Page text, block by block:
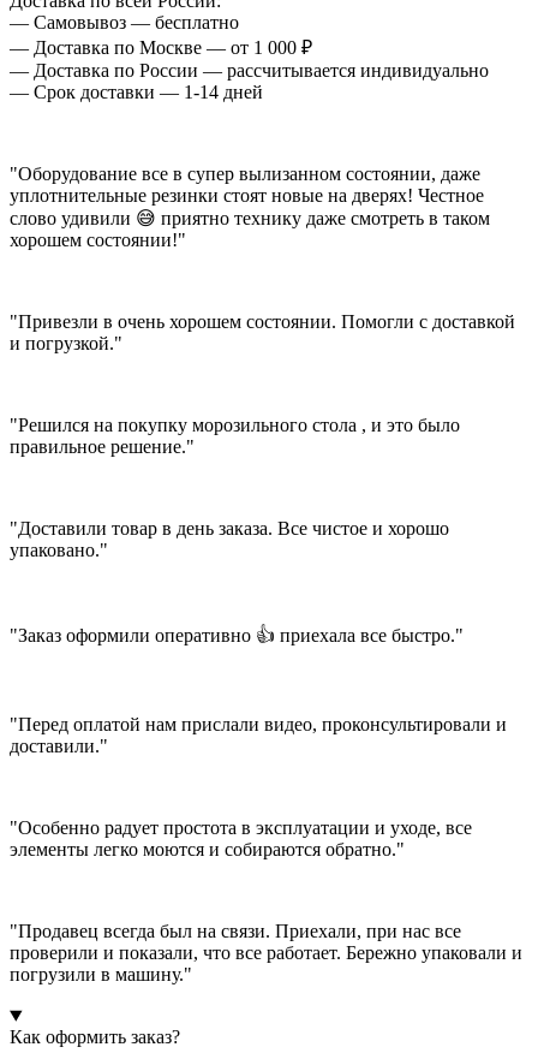
— Самовывоз — бесплатно
— Доставка по Москве — от 1 000 ₽
— Доставка по России — рассчитывается индивидуально
— Срок доставки — 1-14 дней
"Оборудование все в супер вылизанном состоянии, даже
уплотнительные резинки стоят новые на дверях! Честное
слово удивили 😅 приятно технику даже смотреть в таком
хорошем состоянии!"
"Привезли в очень хорошем состоянии. Помогли с доставкой
и погрузкой."
"Решился на покупку морозильного стола , и это было
правильное решение."
"Доставили товар в день заказа. Все чистое и хорошо
упаковано."
"Заказ оформили оперативно 👍 приехала все быстро."
"Перед оплатой нам прислали видео, проконсультировали и
доставили."
"Особенно радует простота в эксплуатации и уходе, все
элементы легко моются и собираются обратно."
"Продавец всегда был на связи. Приехали, при нас все
проверили и показали, что все работает. Бережно упаковали и
погрузили в машину."
Как оформить заказ?